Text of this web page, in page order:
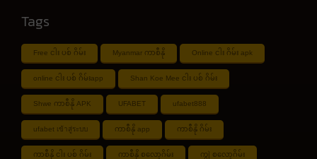
Tags
Free ငါး ပစ် ဂိမ်း Myanmar ကာစီနို Online ငါး ဂိမ်း apk
online ငါး ပစ် ဂိမ်းapp Shan Koe Mee ငါး ပစ် ဂိမ်း
Shwe ကာစီနို APK UFABET ufabet888
ufabet เข้าสู่ระบบ ကာစီနို app ကာစီနို ဂိမ်း
ကာစီနို ငါး ပစ် ဂိမ်း ကာစီနို စလော့ဂိမ်း ကျွဲ စလော့ဂိမ်း